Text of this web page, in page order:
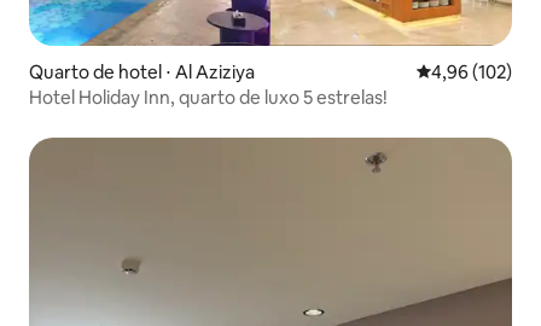
Quarto de hotel ⋅ Al Aziziya 4,96 de uma
4,96 (102)
Hotel Holiday Inn, quarto de luxo 5 estrelas!